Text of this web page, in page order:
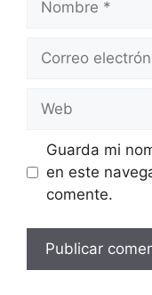
electrónico
Guarda mi
en este
comente.